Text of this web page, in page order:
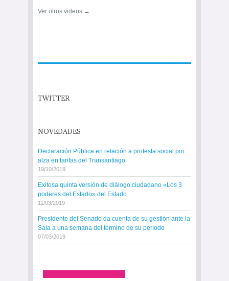
Ver otros videos →
TWITTER
NOVEDADES
Declaración Pública en relación a protesta social por
alza en tarifas del Transantiago
19/10/2019
Exitosa quinta versión de diálogo ciudadano «Los 3
poderes del Estado» del Estado
11/03/2019
Presidente del Senado da cuenta de su gestión ante la
Sala a una semana del término de su período
07/03/2019